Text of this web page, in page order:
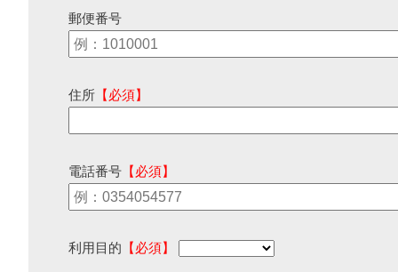
郵便番号
住所 【必須】
電話番号 【必須】
利用目的 【必須】